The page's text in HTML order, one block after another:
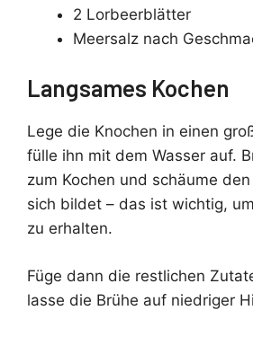
2 Lorbeerblätter
Meersalz nach
Langsames Kochen
Lege die Knochen in einen
fülle ihn mit dem Wasser auf.
zum Kochen und schäume
sich bildet – das ist wichtig,
zu erhalten.
Füge dann die restlichen
lasse die Brühe auf niedriger